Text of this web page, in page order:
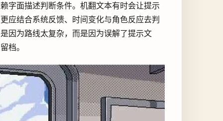
字面描述判断条件。机翻文本有时会让提示
应结合系统反馈、时间变化与角色反应去判
因为路线太复杂，而是因为误解了提示文
档。